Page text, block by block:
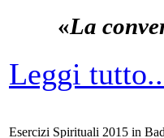
«La
Leggi
Esercizi Spirituali 2015 in